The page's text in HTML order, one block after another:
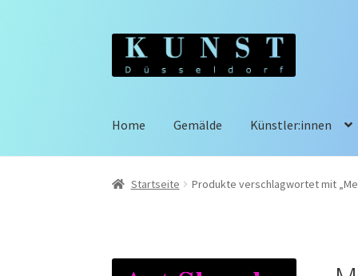
Zur
Navigation
springen
Zum
Inhalt
springen
Home Gemälde Künstler:innen
Startseite Produkte verschlagwortet mit